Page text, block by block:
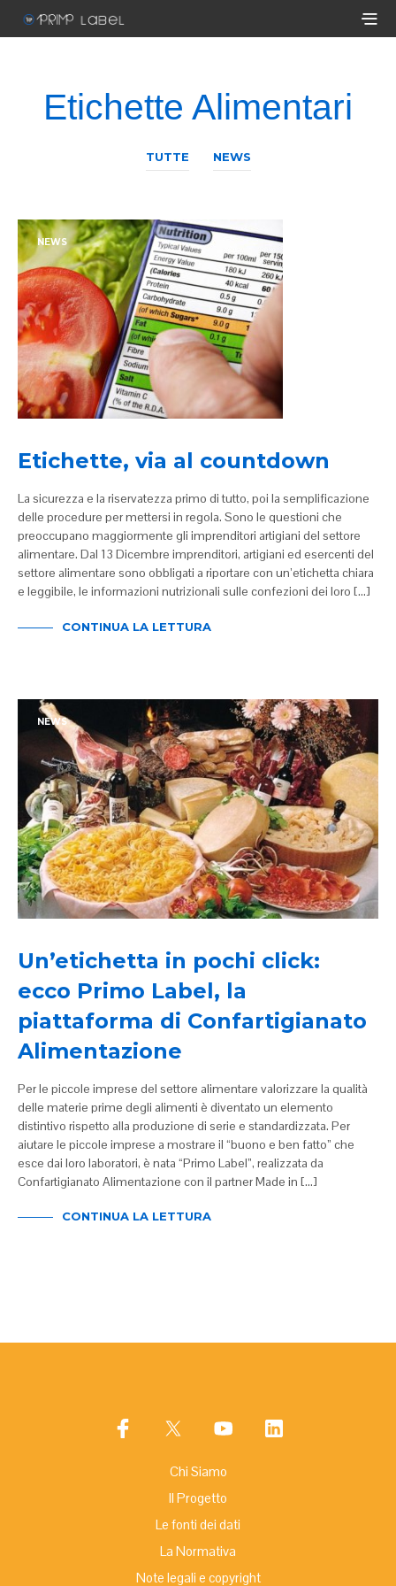
Etichette Alimentari
TUTTE NEWS
NEWS
Etichette, via al countdown
La sicurezza e la riservatezza primo di tutto, poi la semplificazione
delle procedure per mettersi in regola. Sono le questioni che
preoccupano maggiormente gli imprenditori artigiani del settore
alimentare. Dal 13 Dicembre imprenditori, artigiani ed esercenti del
settore alimentare sono obbligati a riportare con un’etichetta chiara
e leggibile, le informazioni nutrizionali sulle confezioni dei loro […]
CONTINUA LA LETTURA
NEWS
Un’etichetta in pochi click:
ecco Primo Label, la
piattaforma di Confartigianato
Alimentazione
Per le piccole imprese del settore alimentare valorizzare la qualità
delle materie prime degli alimenti è diventato un elemento
distintivo rispetto alla produzione di serie e standardizzata. Per
aiutare le piccole imprese a mostrare il “buono e ben fatto” che
esce dai loro laboratori, è nata “Primo Label”, realizzata da
Confartigianato Alimentazione con il partner Made in […]
CONTINUA LA LETTURA
Chi Siamo
Il Progetto
Le fonti dei dati
La Normativa
Note legali e copyright